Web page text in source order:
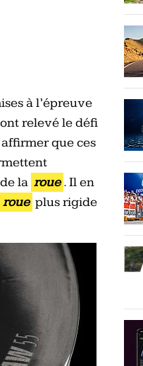
à l’épreuve
relevé le défi
que ces
la roue . Il en
roue plus rigide